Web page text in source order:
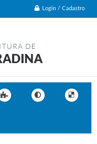
Login / Cadastro